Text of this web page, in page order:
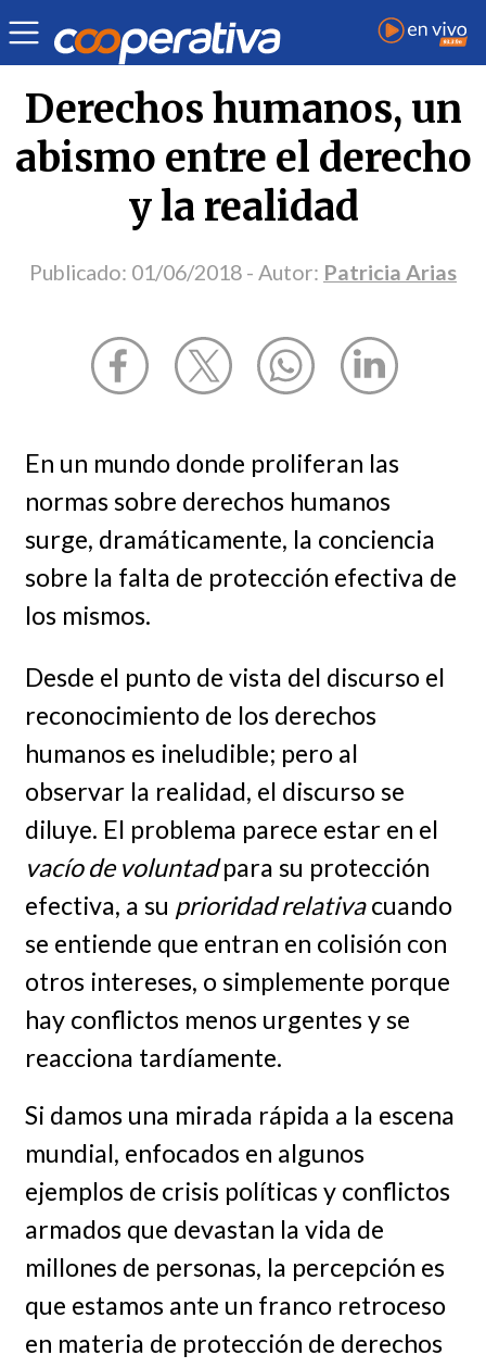
Opinión | Derechos humanos
Derechos humanos, un
abismo entre el derecho
y la realidad
Publicado: 01/06/2018 - Autor: Patricia Arias
En un mundo donde proliferan las
normas sobre derechos humanos
surge, dramáticamente, la conciencia
sobre la falta de protección efectiva de
los mismos.
Desde el punto de vista del discurso el
reconocimiento de los derechos
humanos es ineludible; pero al
observar la realidad, el discurso se
diluye. El problema parece estar en el
vacío de voluntadpara su protección
efectiva, a su prioridad relativacuando
se entiende que entran en colisión con
otros intereses, o simplemente porque
hay conflictos menos urgentes y se
reacciona tardíamente.
Si damos una mirada rápida a la escena
mundial, enfocados en algunos
ejemplos de crisis políticas y conflictos
armados que devastan la vida de
millones de personas, la percepción es
que estamos ante un franco retroceso
en materia de protección de derechos